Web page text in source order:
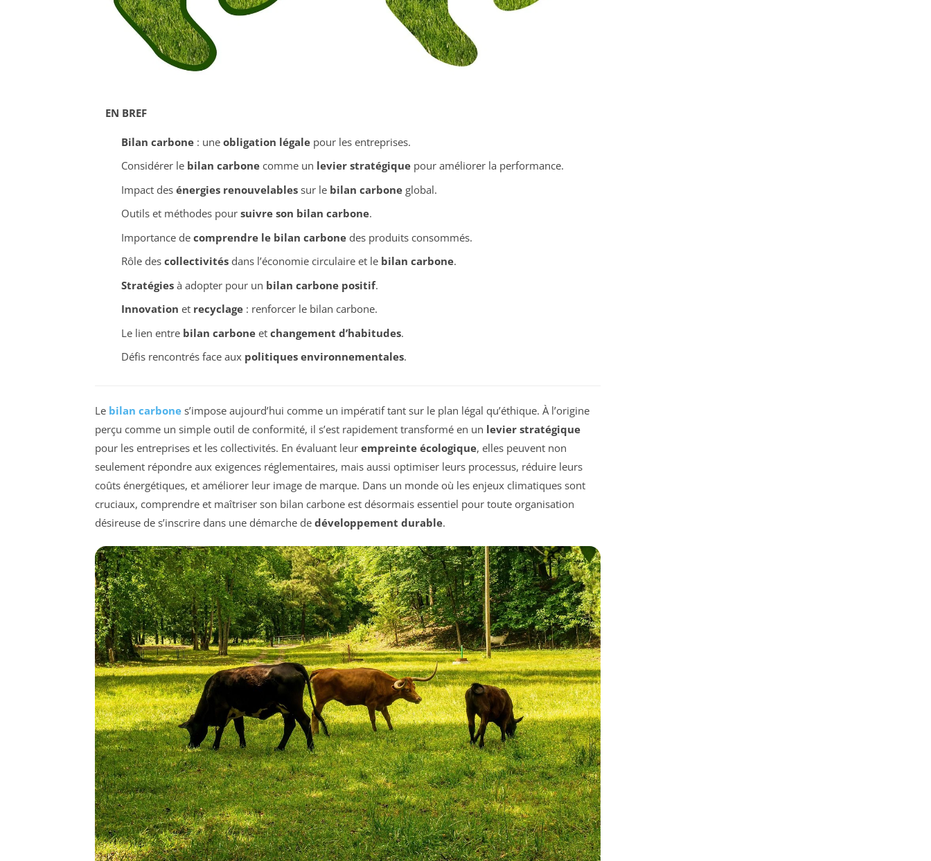
EN BREF
Bilan carbone: une obligation légalepour les entreprises.
Considérer le bilan carbonecomme un levier stratégiquepour améliorer la performance.
Impact des énergies renouvelablessur le bilan carboneglobal.
Outils et méthodes pour suivre son bilan carbone.
Importance de comprendre le bilan carbonedes produits consommés.
Rôle des collectivitésdans l’économie circulaire et le bilan carbone.
Stratégiesà adopter pour un bilan carbone positif.
Innovation et recyclage: renforcer le bilan carbone.
Le lien entre bilan carboneet changement d’habitudes.
Défis rencontrés face aux politiques environnementales.
Le bilan carbone s’impose aujourd’hui comme un impératif tant sur le plan légal qu’éthique. À l’origine
perçu comme un simple outil de conformité, il s’est rapidement transformé en un levier stratégique
pour les entreprises et les collectivités. En évaluant leur empreinte écologique, elles peuvent non
seulement répondre aux exigences réglementaires, mais aussi optimiser leurs processus, réduire leurs
coûts énergétiques, et améliorer leur image de marque. Dans un monde où les enjeux climatiques sont
cruciaux, comprendre et maîtriser son bilan carbone est désormais essentiel pour toute organisation
désireuse de s’inscrire dans une démarche de développement durable.